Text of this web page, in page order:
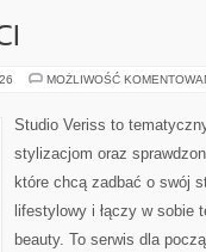
MOŻLIWOŚĆ
Studio Veriss to
stylizacjom oraz
które chcą zadbać o swój
lifestylowy i łączy w sobie
beauty. To serwis dla